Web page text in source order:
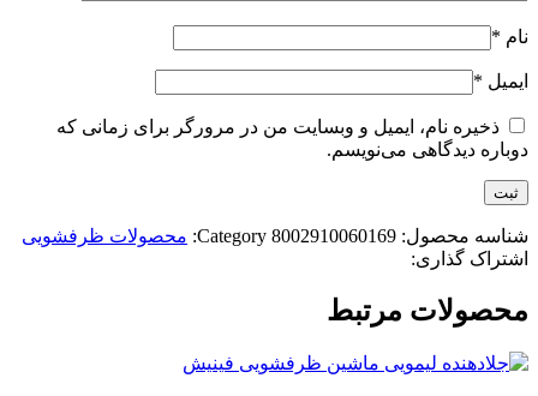
نام *
ایمیل *
ذخیره نام، ایمیل و وبسایت من در مرورگر برای زمانی که
دوباره دیدگاهی می‌نویسم.
شناسه محصول: 8002910060169
Category: محصولات ظرفشویی
اشتراک گذاری:
محصولات مرتبط